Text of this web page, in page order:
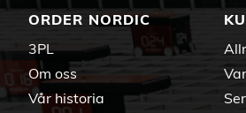
ORDER NORDIC
3PL
Om oss
Vår historia